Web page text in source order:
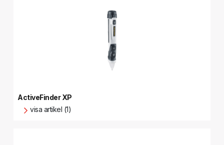
ActiveFinder XP
visa artikel (1)